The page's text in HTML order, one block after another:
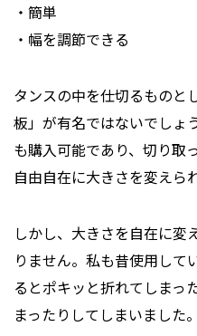
・簡単
・幅を調節できる
タンスの中を仕切るものと
板」が有名ではないでしょ
も購入可能であり、切り取
自由自在に大きさを変えら
しかし、大きさを自在に変
りません。私も昔使用して
るとポキッと折れてしまっ
まったりしてしまいました。